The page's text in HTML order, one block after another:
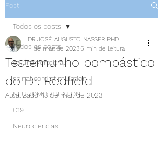
Post
Todos os posts
coluna vertebral
spinal cord stimulation
NEUROMODULATION
C19
Neurociencias
Todos os posts
Testemunho bombástico
do Dr. Redfield
DR JOSÉ AUGUSTO NASSER PHD
11 de mar. de 20235 min de leitura
Atualizado:13 de mar. de 2023